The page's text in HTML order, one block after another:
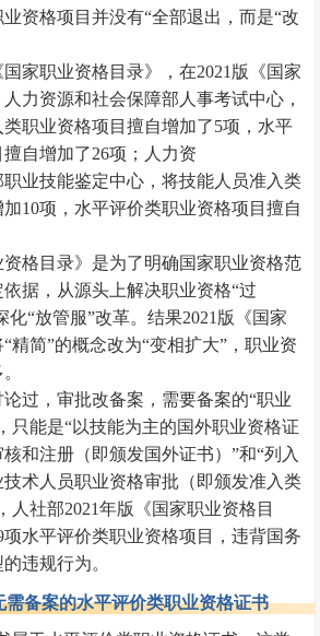
资格项目并没有“全部退出，而是“改
国家职业资格目录》，在2021版《国家
力资源和社会保障部人事考试中心，
职业资格项目擅自增加了5项，水平
自增加了26项；人力资
业技能鉴定中心，将技能人员准入类
10项，水平评价类职业资格项目擅自
格目录》是为了明确国家职业资格范
据，从源头上解决职业资格“过
化“放管服”改革。结果2021版《国家
精简”的概念改为“变相扩大”，职业资
过，审批改备案，需要备案的“职业
只能是“以技能为主的国外职业资格证
和注册（即颁发国外证书）”和“列入
术人员职业资格审批（即颁发准入类
人社部2021年版《国家职业资格目
水平评价类职业资格项目，违背国务
违规行为。
需备案的水平评价类职业资格证书